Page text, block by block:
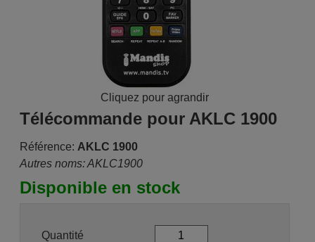
Cliquez pour agrandir
Télécommande pour AKLC 1900
Référence: AKLC 1900
Autres noms: AKLC1900
Disponible en stock
Quantité